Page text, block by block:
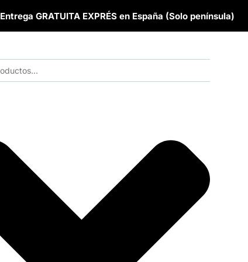
Entrega GRATUITA EXPRÉS en España (Solo península)